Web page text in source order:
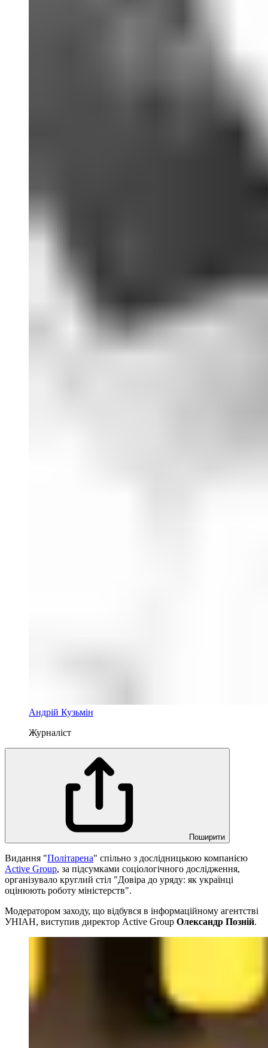
Андрій Кузьмін
Журналіст
Поширити
Видання "Політарена" спільно з дослідницькою компанією
Active Group, за підсумками соціологічного дослідження,
організувало круглий стіл "Довіра до уряду: як українці
оцінюють роботу міністерств".
Модератором заходу, що відбувся в інформаційному агентстві
УНІАН, виступив директор Active Group Олександр Позній.